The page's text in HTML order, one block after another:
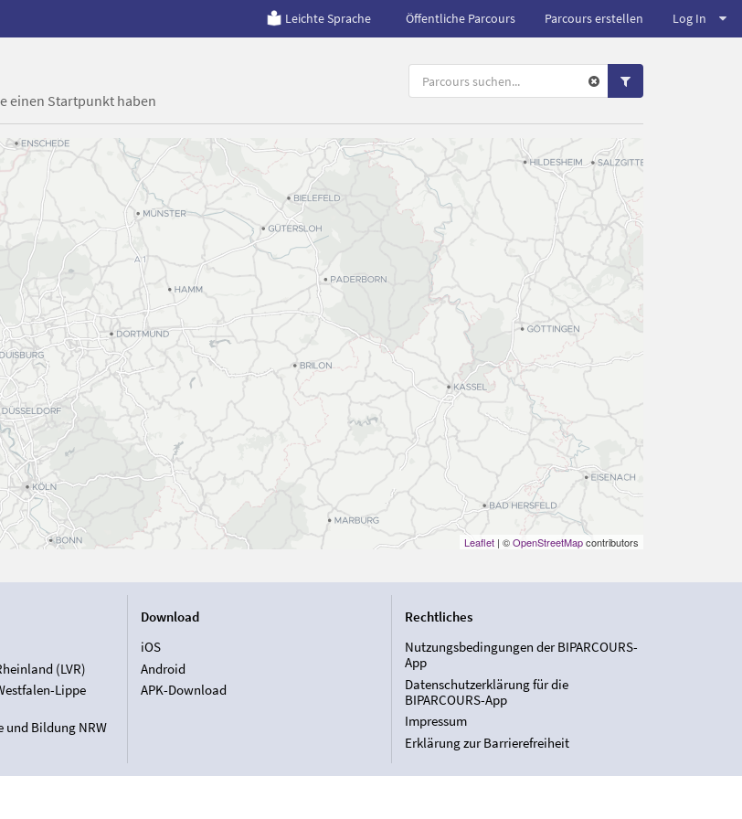
Leichte Sprache Öffentliche Parcours Parcours erstellen Log In
einen Startpunkt haben
Leaflet| ©OpenStreetMapcontributors
(LVR)
Lippe
und Bildung NRW
Download
iOS
Android
APK-Download
Rechtliches
Nutzungsbedingungen der BIPARCOURS-
App
Datenschutzerklärung für die
BIPARCOURS-App
Impressum
Erklärung zur Barrierefreiheit